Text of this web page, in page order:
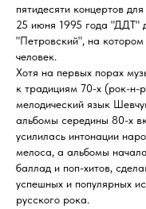
пятидесяти концертов
25 июня 1995 года "ДДТ"
"Петровский", на котором
человек.
Хотя на первых порах
к традициям 70-х (рок-н-
мелодический язык
альбомы середины 80-х
усилилась интонации
мелоса, а альбомы
баллад и поп-хитов,
успешных и популярных
русского рока.